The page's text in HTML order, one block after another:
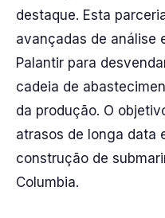
destaque. Esta
avançadas de análise
Palantir para
cadeia de
da produção. O
atrasos de longa data
construção de
Columbia.